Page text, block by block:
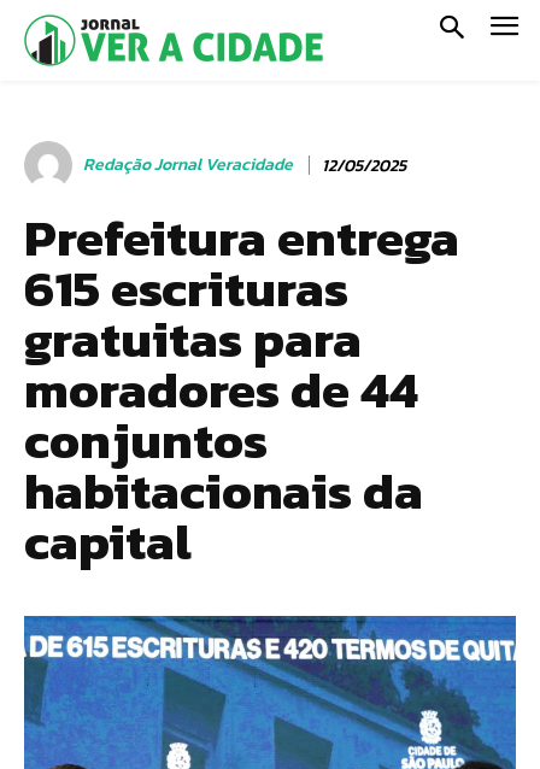
Redação Jornal Veracidade 12/05/2025
Prefeitura entrega
615 escrituras
gratuitas para
moradores de 44
conjuntos
habitacionais da
capital